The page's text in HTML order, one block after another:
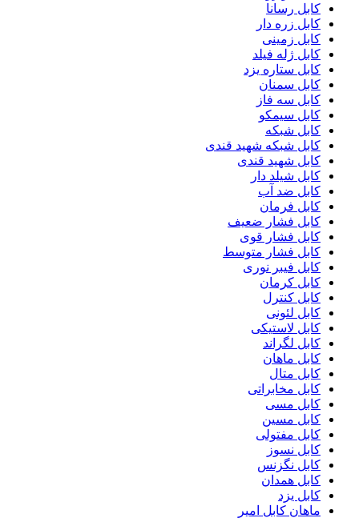
کابل رسانا
کابل زره دار
کابل زمینی
کابل ژله فیلد
کابل ستاره یزد
کابل سمنان
کابل سه فاز
کابل سیمکو
کابل شبکه
کابل شبکه شهید قندی
کابل شهید قندی
کابل شیلد دار
کابل ضد آب
کابل فرمان
کابل فشار ضعیف
کابل فشار قوی
کابل فشار متوسط
کابل فیبر نوری
کابل کرمان
کابل کنترل
کابل لئونی
کابل لاستیکی
کابل لگراند
کابل ماهان
کابل متال
کابل مخابراتی
کابل مسی
کابل مسین
کابل مفتولی
کابل نسوز
کابل نگزنس
کابل همدان
کابل یزد
ماهان کابل امیر